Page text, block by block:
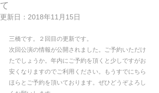
て
更新日： 2018年11月15日
三橋です。２回目の更新です。
次回公演の情報が公開されました。ご予約いただけ
たでしょうか。年内にご予約を頂くと少しですがお
安くなりますのでご利用ください。もうすでにちら
ほらとご予約を頂いております。ぜひどうぞよろし